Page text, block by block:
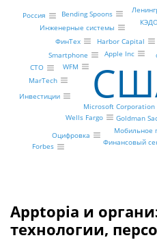
Microsoft Corporation
Apple Inc
Harbor Capital
Wells Fargo Goldman
Инженерные системы
Smartphone
Оцифровка
ФинТех
WFM
Мобильное
Bending Spoons
Россия
MarTech
Финансовый
Инвестиции
CTO
Forbes
Apptopia и
технологии,